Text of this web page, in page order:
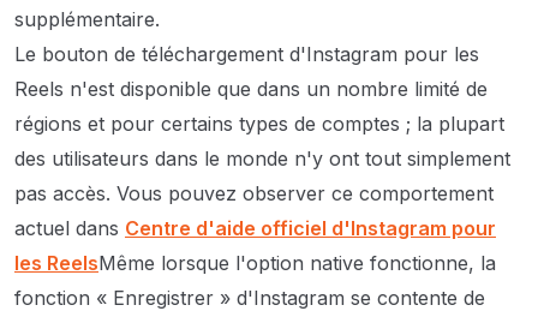
supplémentaire.
Le bouton de téléchargement d'Instagram pour les
Reels n'est disponible que dans un nombre limité de
régions et pour certains types de comptes ; la plupart
des utilisateurs dans le monde n'y ont tout simplement
pas accès. Vous pouvez observer ce comportement
actuel dans Centre d'aide officiel d'Instagram pour
les ReelsMême lorsque l'option native fonctionne, la
fonction « Enregistrer » d'Instagram se contente de